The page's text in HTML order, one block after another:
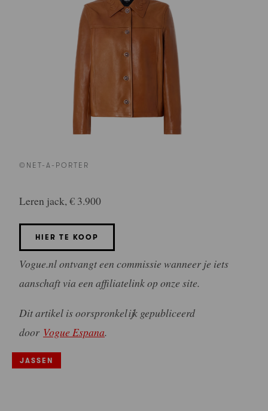
©NET-A-PORTER
Leren jack, € 3.900
HIER TE KOOP
Vogue.nl ontvangt een commissie wanneer je iets
aanschaft via een affiliatelink op onze site.
Dit artikel is oorspronkelijk gepubliceerd
door Vogue Espana.
JASSEN